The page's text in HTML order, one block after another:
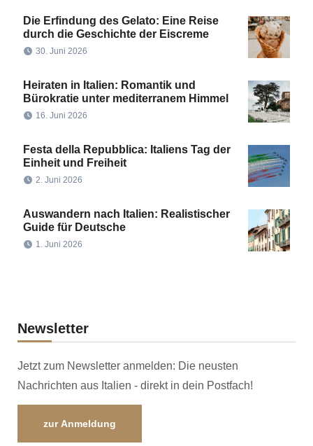
Die Erfindung des Gelato: Eine Reise
durch die Geschichte der Eiscreme
30. Juni 2026
Heiraten in Italien: Romantik und
Bürokratie unter mediterranem Himmel
16. Juni 2026
Festa della Repubblica: Italiens Tag der
Einheit und Freiheit
2. Juni 2026
Auswandern nach Italien: Realistischer
Guide für Deutsche
1. Juni 2026
Newsletter
Jetzt zum Newsletter anmelden: Die neusten
Nachrichten aus Italien - direkt in dein Postfach!
zur Anmeldung